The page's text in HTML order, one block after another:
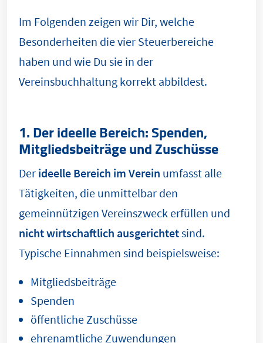
Im Folgenden zeigen wir Dir, welche
Besonderheiten die vier Steuerbereiche
haben und wie Du sie in der
Vereinsbuchhaltung korrekt abbildest.
1. Der ideelle Bereich: Spenden,
Mitgliedsbeiträge und Zuschüsse
Der ideelle Bereich im Verein umfasst alle
Tätigkeiten, die unmittelbar den
gemeinnützigen Vereinszweck erfüllen und
nicht wirtschaftlich ausgerichtetsind.
Typische Einnahmen sind beispielsweise:
Mitgliedsbeiträge
Spenden
öffentliche Zuschüsse
ehrenamtliche Zuwendungen